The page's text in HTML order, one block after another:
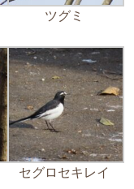
ツグミ
セグロセキレイ